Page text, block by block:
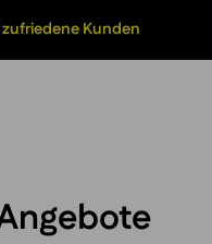
Kunden